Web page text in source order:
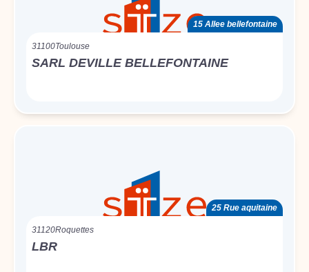
15 Allee bellefontaine
31100Toulouse
SARL DEVILLE BELLEFONTAINE
25 Rue aquitaine
31120Roquettes
LBR